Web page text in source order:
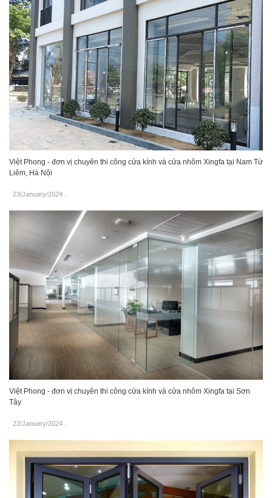
Việt Phong - đơn vị chuyên thi công cửa kính và cửa nhôm Xingfa tại Nam Từ
Liêm, Hà Nội
23/January/2024
Việt Phong - đơn vị chuyên thi công cửa kính và cửa nhôm Xingfa tại Sơn
Tây
22/January/2024